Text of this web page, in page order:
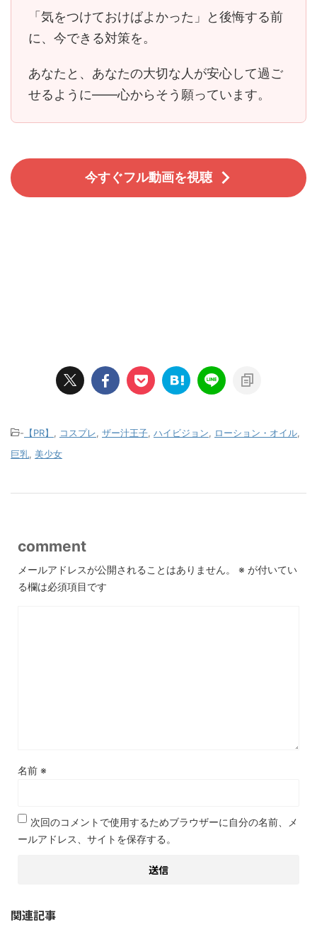
「気をつけておけばよかった」と後悔する前
に、今できる対策を。
あなたと、あなたの大切な人が安心して過ご
せるように――心からそう願っています。
今すぐフル動画を視聴
- 【PR】 コスプレ ザー汁王子 ハイビジョン ローション・オイル
巨乳 美少女
comment
メールアドレスが公開されることはありません。 ※ が付いてい
る欄は必須項目です
名前 ※
次回のコメントで使用するためブラウザーに自分の名前、メ
ールアドレス、サイトを保存する。
関連記事